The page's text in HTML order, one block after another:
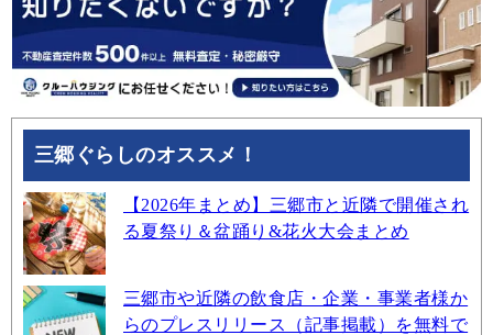
三郷ぐらしのオススメ！
【2026年まとめ】三郷市と近隣で開催され
る夏祭り＆盆踊り&花火大会まとめ
三郷市や近隣の飲食店・企業・事業者様か
らのプレスリリース（記事掲載）を無料で